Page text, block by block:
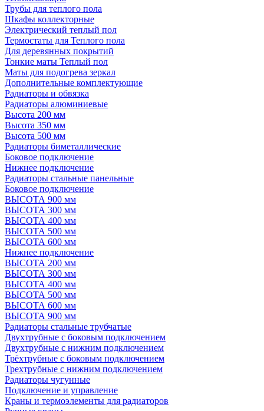
Трубы для теплого пола
Шкафы коллекторные
Электрический теплый пол
Термостаты для Теплого пола
Для деревянных покрытий
Тонкие маты Теплый пол
Маты для подогрева зеркал
Дополнительные комплектующие
Радиаторы и обвязка
Радиаторы алюминиевые
Высота 200 мм
Высота 350 мм
Высота 500 мм
Радиаторы биметаллические
Боковое подключение
Нижнее подключение
Радиаторы стальные панельные
Боковое подключение
ВЫСОТА 900 мм
ВЫСОТА 300 мм
ВЫСОТА 400 мм
ВЫСОТА 500 мм
ВЫСОТА 600 мм
Нижнее подключение
ВЫСОТА 200 мм
ВЫСОТА 300 мм
ВЫСОТА 400 мм
ВЫСОТА 500 мм
ВЫСОТА 600 мм
ВЫСОТА 900 мм
Радиаторы стальные трубчатые
Двухтрубные с боковым подключением
Двухтрубные с нижним подключением
Трёхтрубные с боковым подключением
Трехтрубные с нижним подключением
Радиаторы чугунные
Подключение и управление
Краны и термоэлементы для радиаторов